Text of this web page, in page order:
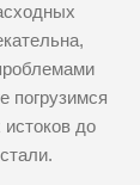
погрузимся
до